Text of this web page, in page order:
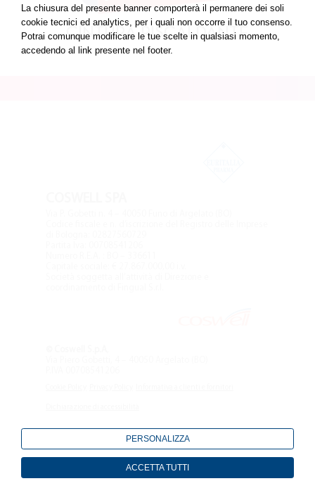
CINTURA RISCALDANTE
La chiusura del presente banner comporterà il permanere dei soli
cookie tecnici ed analytics, per i quali non occorre il tuo consenso.
Potrai comunque modificare le tue scelte in qualsiasi momento,
accedendo al link presente nel footer.
PERSONALIZZA
ACCETTA TUTTI